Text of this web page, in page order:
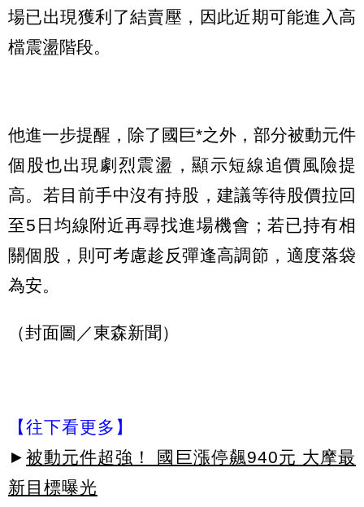
場已出現獲利了結賣壓，因此近期可能進入高
檔震盪階段。
他進一步提醒，除了國巨*之外，部分被動元件
個股也出現劇烈震盪，顯示短線追價風險提
高。若目前手中沒有持股，建議等待股價拉回
至5日均線附近再尋找進場機會；若已持有相
關個股，則可考慮趁反彈逢高調節，適度落袋
為安。
（封面圖／東森新聞）
【往下看更多】
► 被動元件超強！ 國巨漲停飆940元 大摩最
新目標曝光